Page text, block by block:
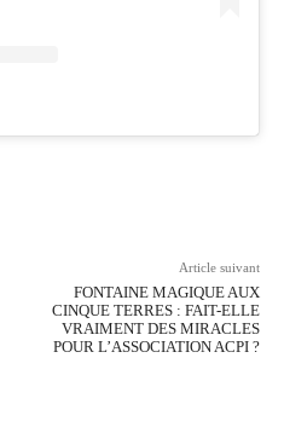
Article suivant
FONTAINE MAGIQUE AUX
CINQUE TERRES : FAIT-ELLE
VRAIMENT DES MIRACLES
POUR L’ASSOCIATION ACPI ?